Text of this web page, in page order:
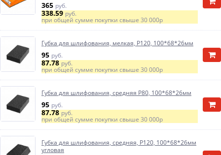
365 руб.
338.59руб.
при общей сумме покупки свыше 30 000р
Губка для шлифования, мелкая, Р120, 100*68*26мм
95 руб.
87.78руб.
при общей сумме покупки свыше 30 000р
Губка для шлифования, средняя Р80, 100*68*26мм
95 руб.
87.78руб.
при общей сумме покупки свыше 30 000р
Губка для шлифования, средняя, Р120, 100*68*26мм
угловая